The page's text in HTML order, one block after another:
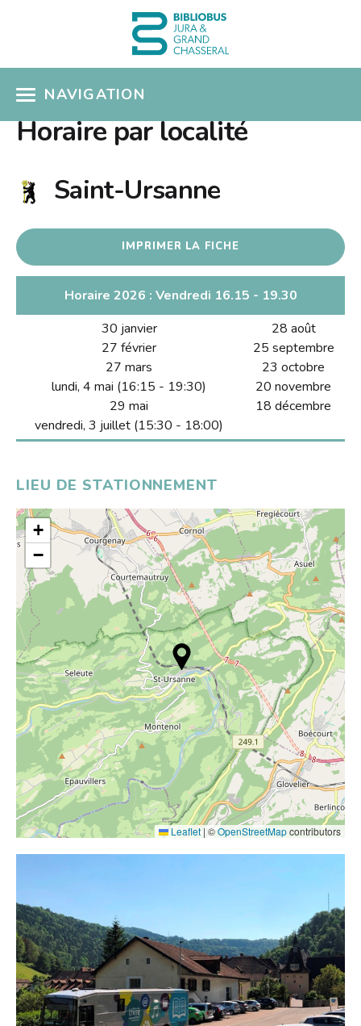
NAVIGATION
ACCÈS CATALOGUE
MON COMPTE
COLLECTIONS
Présentation
Nouveautés
Albums pour enfants
Lire dans d'autres langues
Livres numériques
Lire autrement
Propositions d'achat
SÉLECTIONS THÉMATIQUES
EN PRATIQUE
Emprunter
Prolonger
Pour les classes
Tarifs
Dons de livres
Présentation
Missions
Historique
Anecdotes
L'équipe
Rapports d'activités
Soutenir le Bibliobus
Emplois
Contact
Liens
Galerie
Photos
Vidéos
Revue de presse
Radio
Bricolage
Souvenirs, souvenirs...
Ensemble !
Horaire par localité
Saint-Ursanne
IMPRIMER LA FICHE
Horaire 2026 : Vendredi 16.15 - 19.30
30 janvier
27 février
27 mars
lundi, 4 mai (16:15 - 19:30)
29 mai
vendredi, 3 juillet (15:30 - 18:00)
28 août
25 septembre
23 octobre
20 novembre
18 décembre
LIEU DE STATIONNEMENT
+
−
Leaflet | ©OpenStreetMapcontributors